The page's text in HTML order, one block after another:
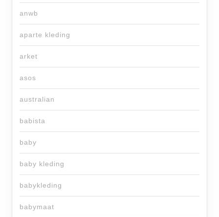
anwb
aparte kleding
arket
asos
australian
babista
baby
baby kleding
babykleding
babymaat